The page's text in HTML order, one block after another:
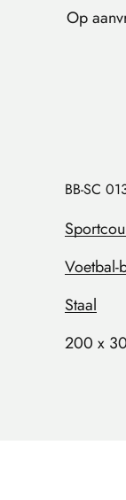
Op
BB-SC
Voetbal-
Staal
200 x